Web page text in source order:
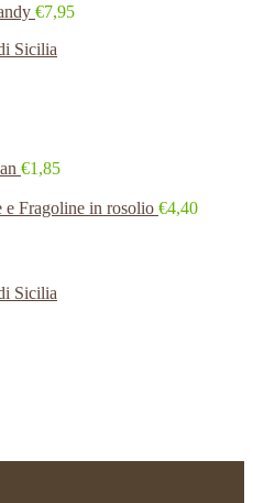
€7,95
Sicilia
€1,85
e Fragoline in rosolio €4,40
Sicilia